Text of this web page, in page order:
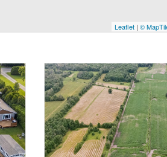
Leaflet | ©